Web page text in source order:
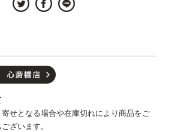
せとなる場合や在庫切れにより商品をご
ざいます。